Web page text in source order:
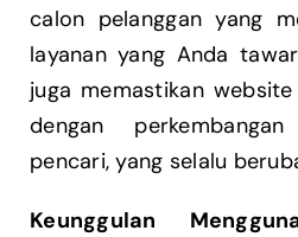
calon pelanggan yang
layanan yang Anda
juga memastikan
dengan
pencari, yang selalu
Keunggulan